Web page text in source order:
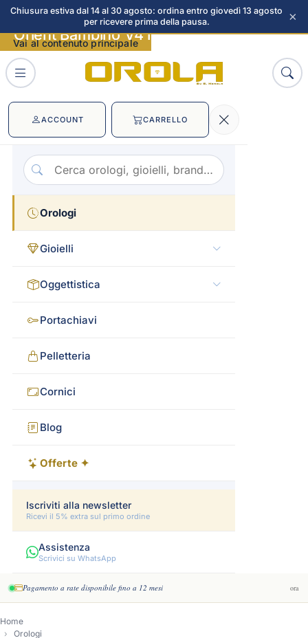
Chiusura estiva dal 14 al 30 agosto: ordina entro giovedì 13 agosto
per ricevere prima della pausa.
×
Vai al contenuto principale
ACCOUNT CARRELLO
Orologi
Gioielli
Oggettistica
Portachiavi
Pelletteria
Cornici
Blog
Offerte ✦
Iscriviti alla newsletter
Ricevi il 5% extra sul primo ordine
Assistenza
Scrivici su WhatsApp
Pagamento a rate disponibile fino a 12 mesi ora
Home
Orologi
Orient Bambino V4 immagini